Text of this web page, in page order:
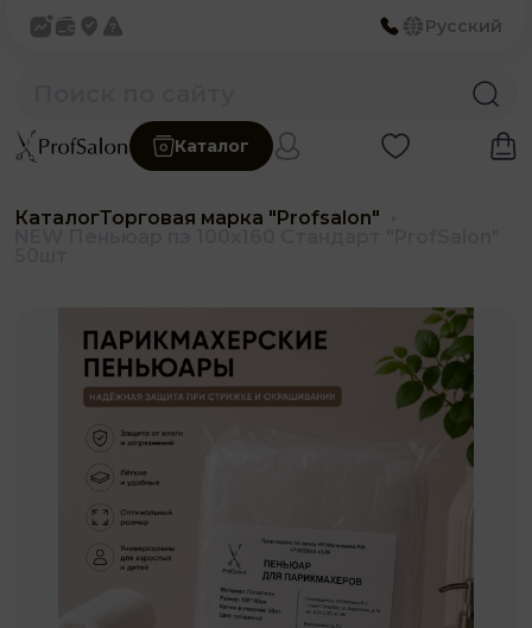
Русский
Каталог
КаталогТорговая марка "Profsalon"